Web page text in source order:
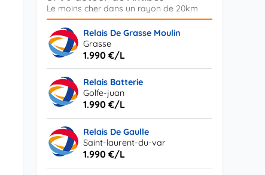
Relais De Grasse Moulin
Grasse
1.990 €/L
Relais Batterie
Golfe-juan
1.990 €/L
Relais De Gaulle
Saint-laurent-du-var
1.990 €/L